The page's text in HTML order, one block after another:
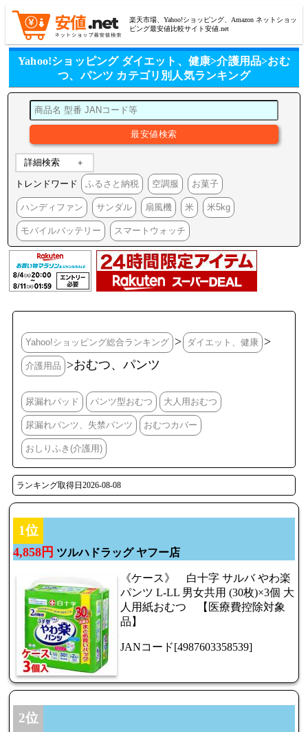
楽天市場、Yahoo!ショッピング、Amazon ネットショッ
ピング最安値比較サイト安値.net
Yahoo!ショッピング ダイエット、健康>介護用品>おむ
つ、パンツ カテゴリ別人気ランキング
詳細検索
トレンドワード ふるさと納税 空調服 お菓子
ハンディファン サンダル 扇風機 米 米5kg
モバイルバッテリー スマートウォッチ
Yahoo!ショッピング総合ランキング > ダイエット、健康 >
介護用品 >おむつ、パンツ
尿漏れパッド パンツ型おむつ 大人用おむつ
尿漏れパンツ、失禁パンツ おむつカバー
おしりふき(介護用)
ランキング取得日2026-08-08
1位
4,858円 ツルハドラッグ ヤフー店
《ケース》 白十字 サルバ やわ楽
パンツ L-LL 男女共用 (30枚)×3個 大
人用紙おむつ 【医療費控除対象
品】
JANコード[4987603358539]
2位